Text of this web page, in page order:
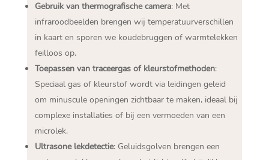
Gebruik van thermografische camera: Met
infraroodbeelden brengen wij temperatuurverschillen
in kaart en sporen we koudebruggen of warmtelekken
feilloos op.
Toepassen van traceergas of kleurstofmethoden:
Speciaal gas of kleurstof wordt via leidingen geleid
om minuscule openingen zichtbaar te maken, ideaal bij
complexe installaties of bij een vermoeden van een
microlek.
Ultrasone lekdetectie: Geluidsgolven brengen een